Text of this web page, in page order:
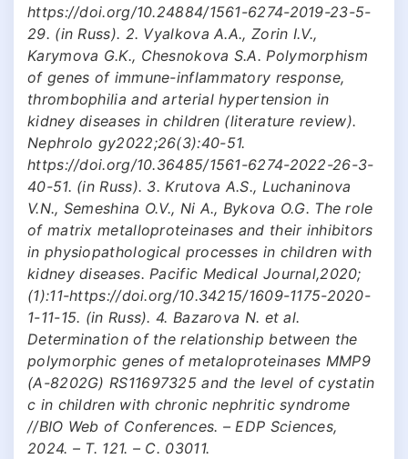
https://doi.org/10.24884/1561-6274-2019-23-5-
29. (in Russ). 2. Vyalkova A.A., Zorin I.V.,
Karymova G.K., Chesnokova S.A. Polymorphism
of genes of immune-inflammatory response,
thrombophilia and arterial hypertension in
kidney diseases in children (literature review).
Nephrolo gy2022;26(3):40-51.
https://doi.org/10.36485/1561-6274-2022-26-3-
40-51. (in Russ). 3. Krutova A.S., Luchaninova
V.N., Semeshina O.V., Ni A., Bykova O.G. The role
of matrix metalloproteinases and their inhibitors
in physiopathological processes in children with
kidney diseases. Pacific Medical Journal,2020;
(1):11-https://doi.org/10.34215/1609-1175-2020-
1-11-15. (in Russ). 4. Bazarova N. et al.
Determination of the relationship between the
polymorphic genes of metaloproteinases MMP9
(A-8202G) RS11697325 and the level of cystatin
c in children with chronic nephritic syndrome
//BIO Web of Conferences. – EDP Sciences,
2024. – Т. 121. – С. 03011.